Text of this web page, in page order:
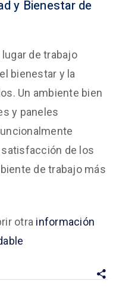
y Bienestar de
de trabajo
bienestar y la
Un ambiente bien
y paneles
de los
de trabajo más
otra información